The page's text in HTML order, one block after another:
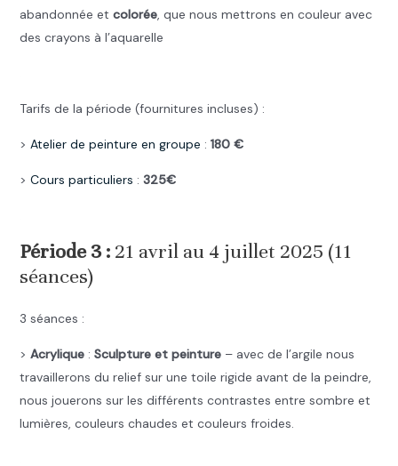
abandonnée et colorée, que nous mettrons en couleur avec
des crayons à l’aquarelle
Tarifs de la période (fournitures incluses) :
> Atelier de peinture en groupe : 180 €
> Cours particuliers : 325€
Période 3 :21 avril au 4 juillet 2025 (11
séances)
3 séances :
> Acrylique : Sculpture et peinture– avec de l’argile nous
travaillerons du relief sur une toile rigide avant de la peindre,
nous jouerons sur les différents contrastes entre sombre et
lumières, couleurs chaudes et couleurs froides.